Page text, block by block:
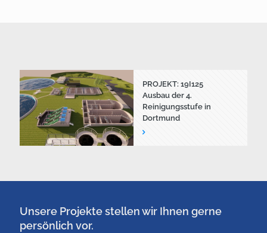
PROJEKT: 19I125
Ausbau der 4.
Reinigungsstufe in
Dortmund
Unsere Projekte stellen wir Ihnen gerne
persönlich vor.